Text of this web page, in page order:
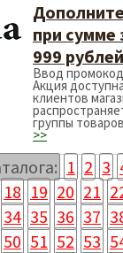
при сумме
999 рублей
Ввод
Акция
клиентов
группы товаров
>>
1 2 3
18 19 20 21
34 35 36 37
50 51 52 53